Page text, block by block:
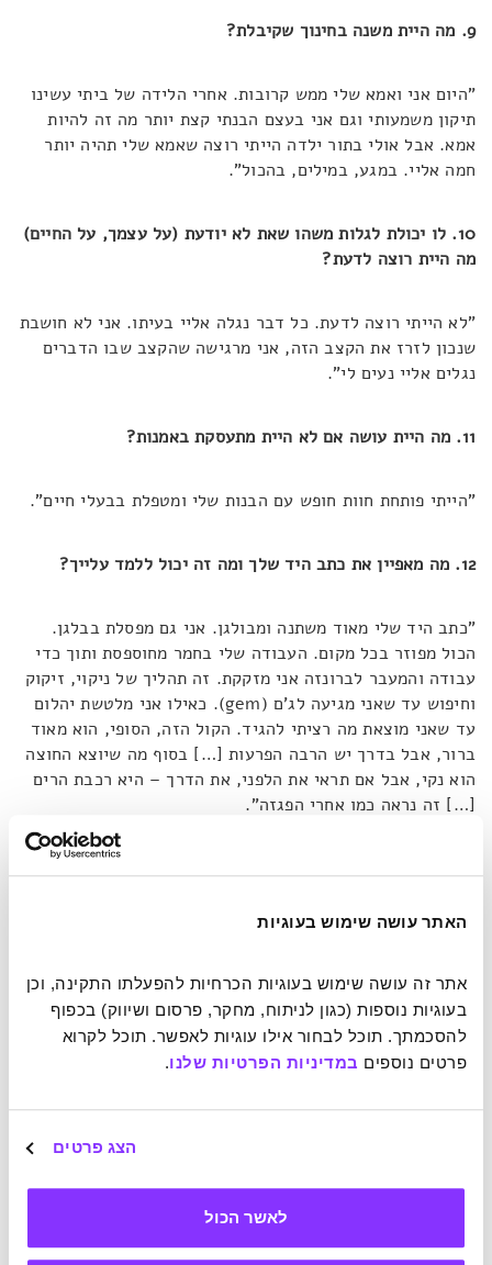
האתר עושה שימוש בעוגיות
פרטים נוספים במדיניות הפרטיות שלנו.
הצג פרטים
לאשר הכול
9. מה היית משנה בחינוך שקיבלת?
"היום אני ואמא שלי ממש קרובות. אחרי הלידה של ביתי עשינו
תיקון משמעותי וגם אני בעצם הבנתי קצת יותר מה זה להיות
אמא. אבל אולי בתור ילדה הייתי רוצה שאמא שלי תהיה יותר
חמה אליי. במגע, במילים, בהכול".
10. לו יכולת לגלות משהו שאת לא יודעת (על עצמך, על החיים)
מה היית רוצה לדעת?
"לא הייתי רוצה לדעת. כל דבר נגלה אליי בעיתו. אני לא חושבת
שנכון לזרז את הקצב הזה, אני מרגישה שהקצב שבו הדברים
נגלים אליי נעים לי".
11. מה היית עושה אם לא היית מתעסקת באמנות?
"הייתי פותחת חוות חופש עם הבנות שלי ומטפלת בבעלי חיים".
12. מה מאפיין את כתב היד שלך ומה זה יכול ללמד עלייך?
"כתב היד שלי מאוד משתנה ומבולגן. אני גם מפסלת בבלגן.
הכול מפוזר בכל מקום. העבודה שלי בחמר מחוספסת ותוך כדי
עבודה והמעבר לברונזה אני מזקקת. זה תהליך של ניקוי, זיקוק
וחיפוש עד שאני מגיעה לג'ם (gem). כאילו אני מלטשת יהלום
עד שאני מוצאת מה רציתי להגיד. הקול הזה, הסופי, הוא מאוד
ברור, אבל בדרך יש הרבה הפרעות […] בסוף מה שיוצא החוצה
הוא נקי, אבל אם תראי את הלפני, את הדרך – היא רכבת הרים
[…] זה נראה כמו אחרי הפגזה".